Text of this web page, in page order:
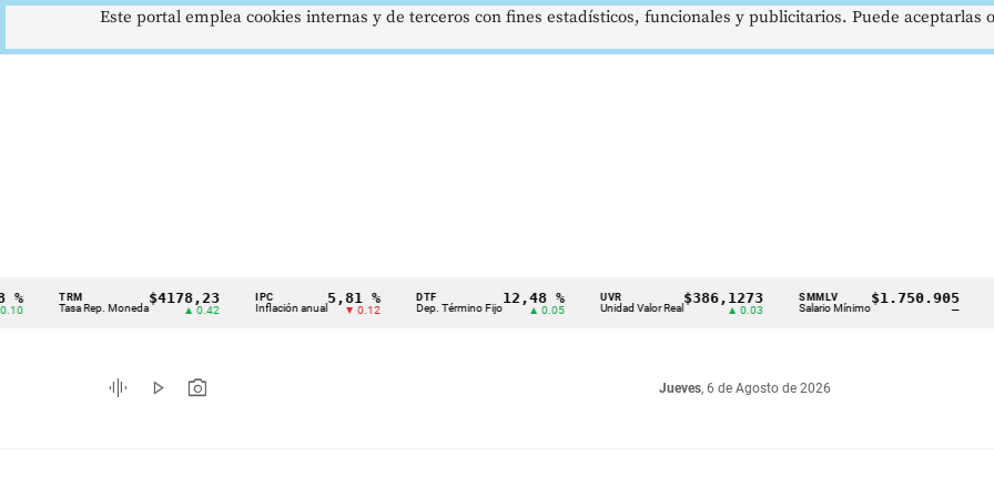
Cintillo
indicadores
económicos
TRM
Tasa Rep. Moneda
$4178,23
▲ 0.42
IPC
Inflación anual ▼ 0.12
DTF
Dep. Término Fijo
12,48 %
▲ 0.05
UVR
Unidad Valor Real
$386,1273
▲ 0.03
SMMLV
Salario Mínimo
$1.750.905 BRENT
Petróleo
graphic_eq play_arrow photo_camera Jueves, 6 de Agosto de 2026
Este portal emplea cookies internas y de terceros con fines estadísticos, funcionales y publicitarios. Puede aceptarlas